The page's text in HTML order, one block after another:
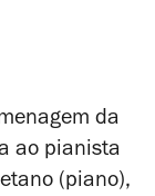
da
ao pianista
(piano),